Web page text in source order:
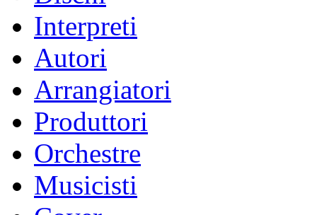
Interpreti
Autori
Arrangiatori
Produttori
Orchestre
Musicisti